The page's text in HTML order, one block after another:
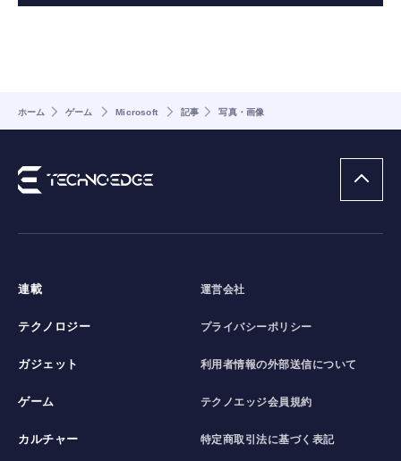
ホーム ゲーム Microsoft 記事 写真・画像
連載
テクノロジー
ガジェット
ゲーム
カルチャー
運営会社
プライバシーポリシー
利用者情報の外部送信について
テクノエッジ会員規約
特定商取引法に基づく表記